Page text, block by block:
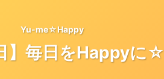
Yu-me☆Happy
】毎日をHappyに☆